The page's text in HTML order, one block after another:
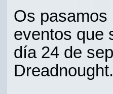
Os pasamos
eventos que
día 24 de
Dreadnought.